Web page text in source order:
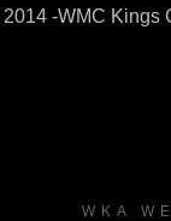
2014 -WMC Kings
WKA